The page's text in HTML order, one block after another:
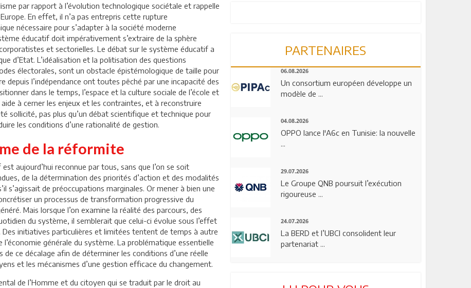
par rapport à l’évolution technologique sociétale et rappelle
En effet, il n’a pas entrepris cette rupture
nécessaire pour s’adapter à la société moderne
éducatif doit impérativement s’extraire de la sphère
et sectorielles. Le débat sur le système éducatif a
d’Etat. L’idéalisation et la politisation des questions
électorales, sont un obstacle épistémologique de taille pour
depuis l’indépendance ont toutes pêché par une incapacité des
dans le temps, l’espace et la culture sociale de l’école et
à cerner les enjeux et les contraintes, et à reconstruire
sollicité, pas plus qu’un débat scientifique et technique pour
les conditions d’une rationalité de gestion.
de la réformite
aujourd’hui reconnue par tous, sans que l’on se soit
de la détermination des priorités d’action et des modalités
s’agissait de préoccupations marginales. Or mener à bien une
un processus de transformation progressive du
Mais lorsque l’on examine la réalité des parcours, des
du système, il semblerait que celui-ci évolue sous l’effet
initiatives particulières et limitées tentent de temps à autre
générale du système. La problématique essentielle
de ce décalage afin de déterminer les conditions d’une réelle
et les mécanismes d’une gestion efficace du changement.
de l’Homme et du citoyen qui se traduit par le droit au
PARTENAIRES
06.08.2026
Un consortium européen développe un
modèle de ...
04.08.2026
OPPO lance l'A6c en Tunisie: la nouvelle
...
29.07.2026
Le Groupe QNB poursuit l’exécution
rigoureuse ...
24.07.2026
La BERD et l’UBCI consolident leur
partenariat ...